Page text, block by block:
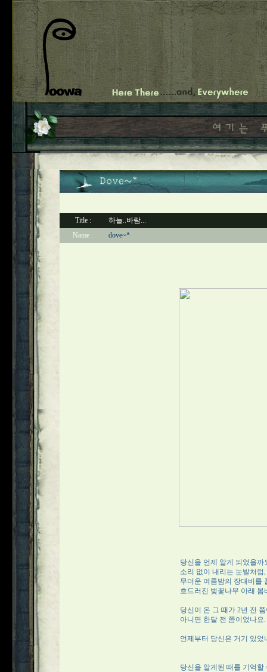
Title :
하늘..바람...
Name :
dove~*
당신을 언제 알게 되었을
소리 없이 내리는 눈발처럼
무더운 여름밤의 장대비를
흐드러진 벚꽃나무 아래
당신이 온 그 때가 2년 전
아니면 한달 전 쯤이었나
언제부터 당신은 거기 있었
당신을 알게된 때를 기억할